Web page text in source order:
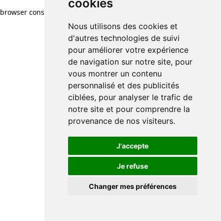
cookies
Nous utilisons des cookies et
d'autres technologies de suivi
pour améliorer votre expérience
de navigation sur notre site, pour
vous montrer un contenu
personnalisé et des publicités
ciblées, pour analyser le trafic de
notre site et pour comprendre la
provenance de nos visiteurs.
J'accepte
Je refuse
Changer mes préférences
browser console for more information)